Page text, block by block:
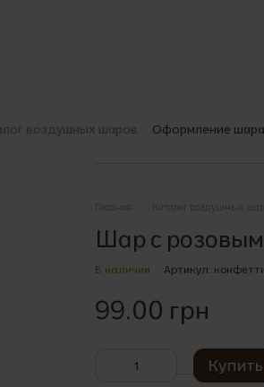
воздушных шаров Оформление
Шар с
В наличии Артикул:
99.00 грн
Купить